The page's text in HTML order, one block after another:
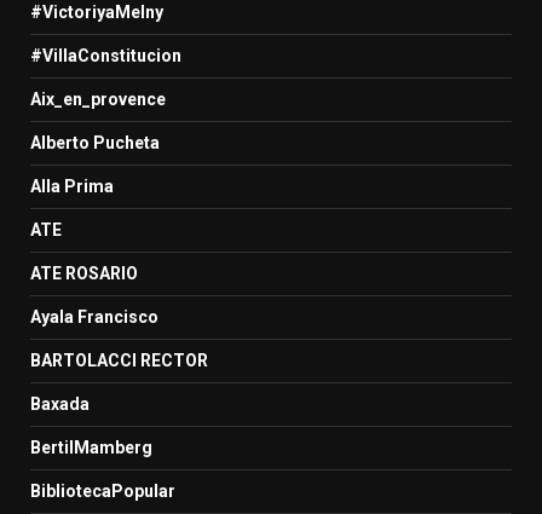
#VictoriyaMelny
#VillaConstitucion
Aix_en_provence
Alberto Pucheta
Alla Prima
ATE
ATE ROSARIO
Ayala Francisco
BARTOLACCI RECTOR
Baxada
BertilMamberg
BibliotecaPopular